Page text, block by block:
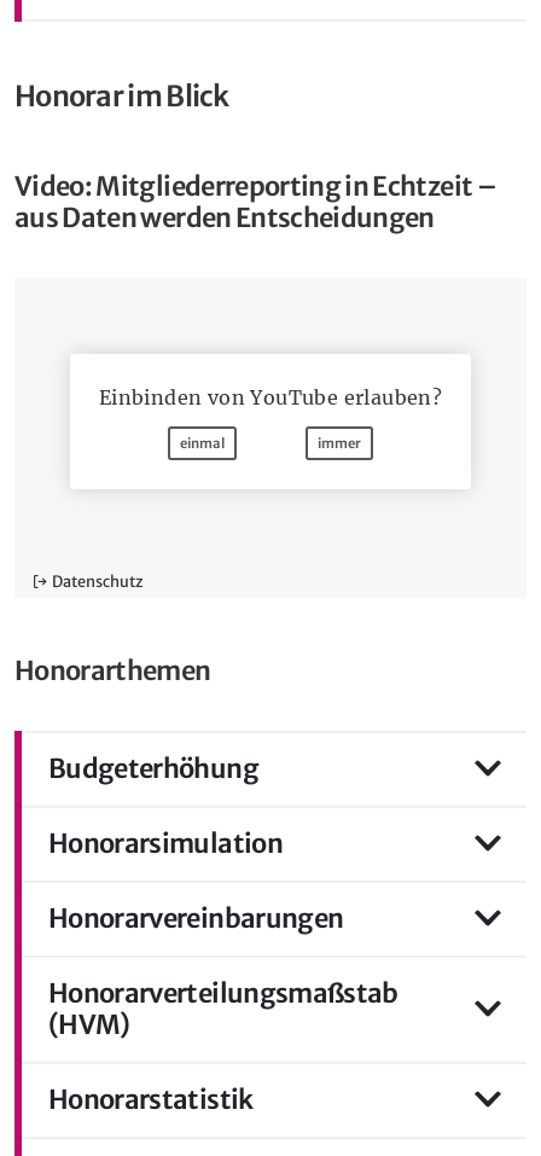
Honorar im Blick
Video: Mitgliederreporting in Echtzeit –
aus Daten werden Entscheidungen
Einbinden vonYouTube erlauben?
einmal immer
Datenschutz
Honorarthemen
Budgeterhöhung
Honorarsimulation
Honorarvereinbarungen
Honorarverteilungsmaßstab
(HVM)
Honorarstatistik